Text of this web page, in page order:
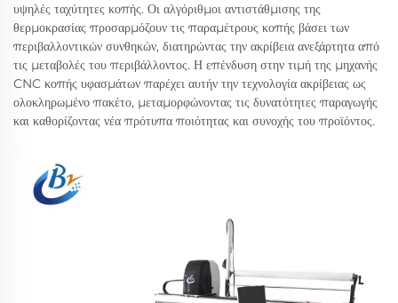
υψηλές ταχύτητες κοπής. Οι αλγόριθμοι αντιστάθμισης της
θερμοκρασίας προσαρμόζουν τις παραμέτρους κοπής βάσει των
περιβαλλοντικών συνθηκών, διατηρώντας την ακρίβεια ανεξάρτητα από
τις μεταβολές του περιβάλλοντος. Η επένδυση στην τιμή της μηχανής
CNC κοπής υφασμάτων παρέχει αυτήν την τεχνολογία ακρίβειας ως
ολοκληρωμένο πακέτο, μεταμορφώνοντας τις δυνατότητες παραγωγής
και καθορίζοντας νέα πρότυπα ποιότητας και συνοχής του προϊόντος.